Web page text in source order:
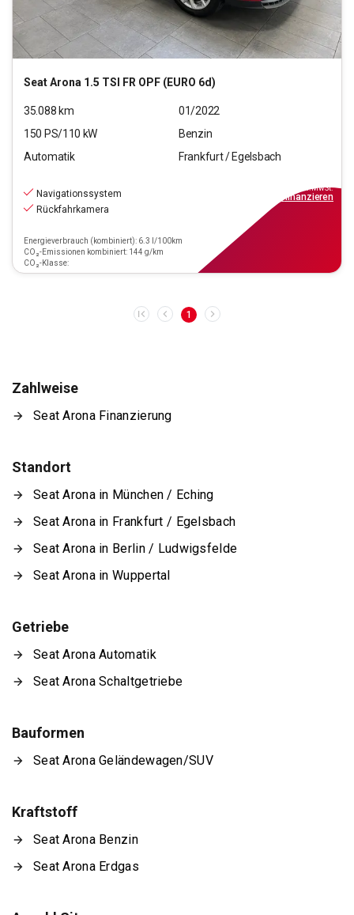
SeatArona 1.5 TSI FR OPF (EURO 6d)
35.088 km
01/2022
150 PS/110 kW
Benzin
Automatik
Frankfurt / Egelsbach
Navigationssystem
Rückfahrkamera
Energieverbrauch (kombiniert): 6.3 l/100km
CO₂-Emissionen kombiniert: 144 g/km
CO₂-Klasse:
inkl.MwSt.
finanzieren
1
Zahlweise
Seat Arona Finanzierung
Standort
Seat Arona in München / Eching
Seat Arona in Frankfurt / Egelsbach
Seat Arona in Berlin / Ludwigsfelde
Seat Arona in Wuppertal
Getriebe
Seat Arona Automatik
Seat Arona Schaltgetriebe
Bauformen
Seat Arona Geländewagen/SUV
Kraftstoff
Seat Arona Benzin
Seat Arona Erdgas